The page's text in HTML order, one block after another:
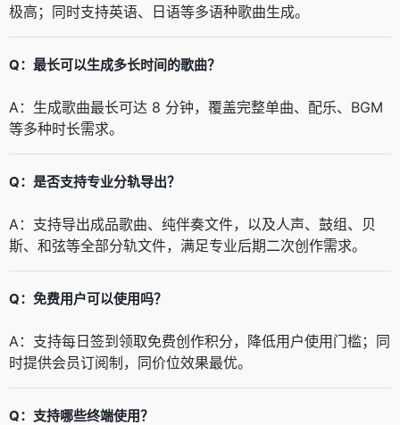
极高；同时支持英语、日语等多语种歌曲生成。
Q：最长可以生成多长时间的歌曲？
A：生成歌曲最长可达 8 分钟，覆盖完整单曲、配乐、BGM
等多种时长需求。
Q：是否支持专业分轨导出？
A：支持导出成品歌曲、纯伴奏文件，以及人声、鼓组、贝
斯、和弦等全部分轨文件，满足专业后期二次创作需求。
Q：免费用户可以使用吗？
A：支持每日签到领取免费创作积分，降低用户使用门槛；同
时提供会员订阅制，同价位效果最优。
Q：支持哪些终端使用？